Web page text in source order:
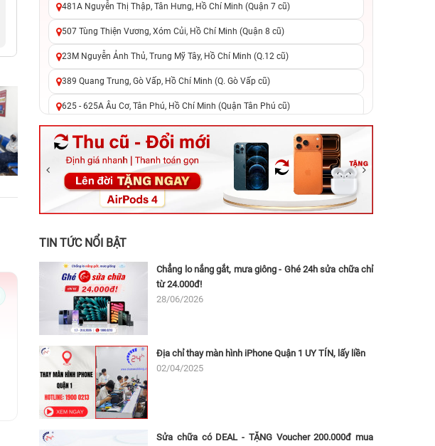
chuyển đổi, 0 gọi người thân
chuyển đổi, 0 gọi người thân
481A Nguyễn Thị Thập, Tân Hưng, Hồ Chí Minh (Quận 7 cũ)
507 Tùng Thiện Vương, Xóm Củi, Hồ Chí Minh (Quận 8 cũ)
23M Nguyễn Ảnh Thủ, Trung Mỹ Tây, Hồ Chí Minh (Q.12 cũ)
389 Quang Trung, Gò Vấp, Hồ Chí Minh (Q. Gò Vấp cũ)
625 - 625A Âu Cơ, Tân Phú, Hồ Chí Minh (Quận Tân Phú cũ)
326 Lê Văn Việt, Tăng Nhơn Phú, Hồ Chí Minh (Q.9 TP. Thủ Đức cũ)
256 Võ Văn Ngân, Thủ Đức, Hồ Chí Minh (Bình Thọ, TP. Thủ Đức Cũ)
70 Nguyễn An Ninh, Dĩ An, Hồ Chí Minh (Bình Dương Cũ)
24h Vũng Tàu: 162A Ba Cu, Vũng Tàu, Hồ Chí Minh (TP. Vũng Tàu cũ)
TIN TỨC NỔI BẬT
Chẳng lo nắng gắt, mưa giông - Ghé 24h sửa chữa chỉ
từ 24.000đ!
28/06/2026
Địa chỉ thay màn hình iPhone Quận 1 UY TÍN, lấy liền
02/04/2025
Sửa chữa có DEAL - TẶNG Voucher 200.000đ mua